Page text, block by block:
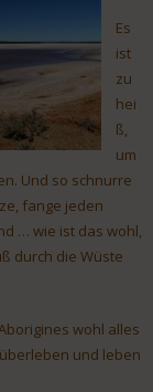
Es
ist
zu
hei
ß,
um
Und so schnurre
fange jeden
… wie ist das wohl,
durch die Wüste
wohl alles
und leben